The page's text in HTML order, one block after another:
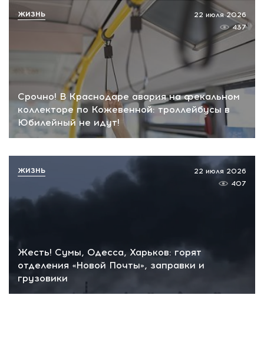
Срочно! В Краснодаре авария на фекальном
коллекторе по Кожевенной: троллейбусы в
Юбилейный не идут!
22 июля 2026
437
ЖИЗНЬ
Жесть! Сумы, Одесса, Харьков: горят
отделения «Новой Почты», заправки и
грузовики
22 июля 2026
407
ЖИЗНЬ